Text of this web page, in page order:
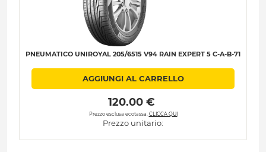
PNEUMATICO UNIROYAL 205/6515 V94 RAIN EXPERT 5 C-A-B-71
AGGIUNGI AL CARRELLO
120.00 €
Prezzo esclusa ecotassa. CLICCA QUI
Prezzo unitario: